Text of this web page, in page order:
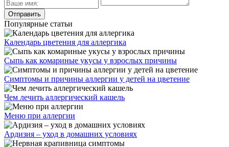
Популярные статьи
Календарь цветения для аллергика
Сыпь как комариные укусы у взрослых причины
Симптомы и причины аллергии у детей на цветение
Чем лечить аллергический кашель
Меню при аллергии
Ардизия – уход в домашних условиях